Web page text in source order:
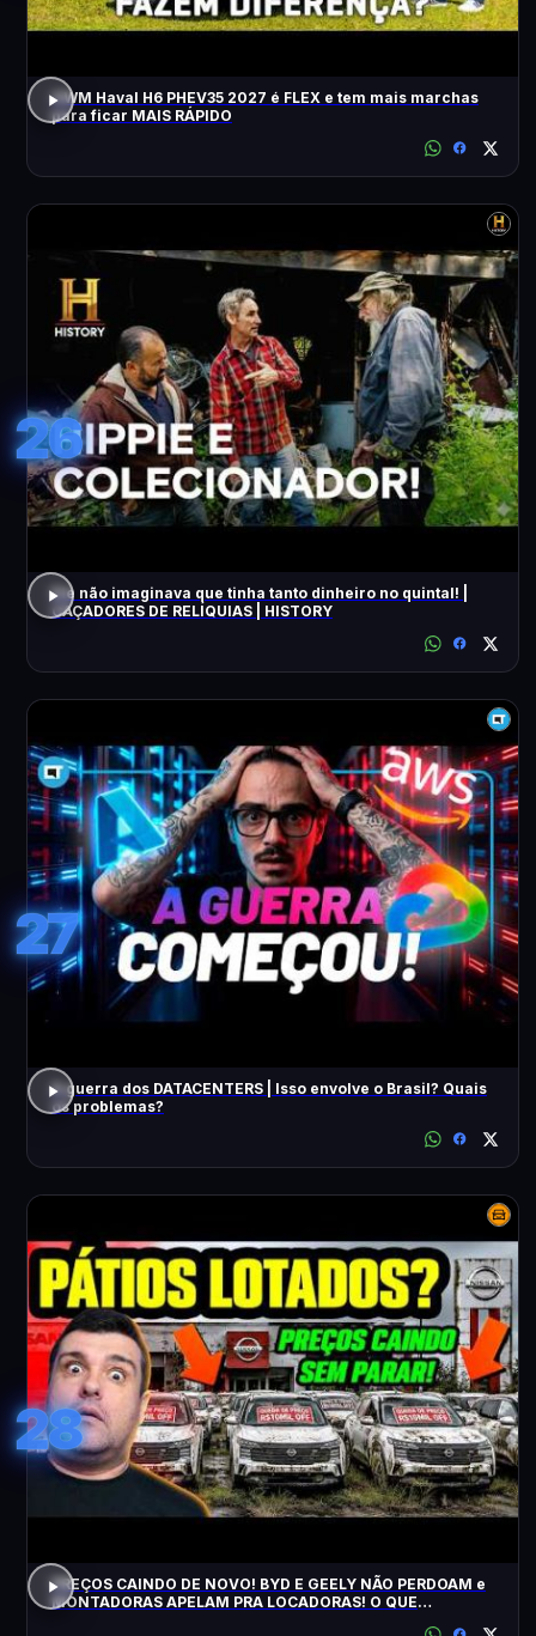
GWM Haval H6 PHEV35 2027 é FLEX e tem mais marchas
para ficar MAIS RÁPIDO
26
Ele não imaginava que tinha tanto dinheiro no quintal! |
CAÇADORES DE RELÍQUIAS | HISTORY
27
A guerra dos DATACENTERS | Isso envolve o Brasil? Quais
os problemas?
28
PREÇOS CAINDO DE NOVO! BYD E GEELY NÃO PERDOAM e
MONTADORAS APELAM PRA LOCADORAS! O QUE